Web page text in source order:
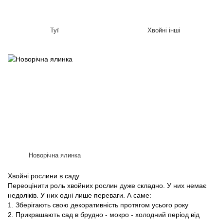
Хвойні рослини в саду
Переоцінити роль хвойних рослин дуже складно. У них немає
недоліків. У них одні лише переваги. А саме:
1. Зберігають свою декоративність протягом усього року
2. Прикрашають сад в брудно - мокро - холодний період від
Туї Хвойні інші
Новорічна ялинка